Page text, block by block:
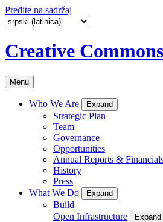
Pređite na sadržaj
Creative Commons
Menu
Who We Are Expand
Strategic Plan
Team
Governance
Opportunities
Annual Reports &
History
Press
What We Do
Expand
Build
Open Infrastructure
Expand